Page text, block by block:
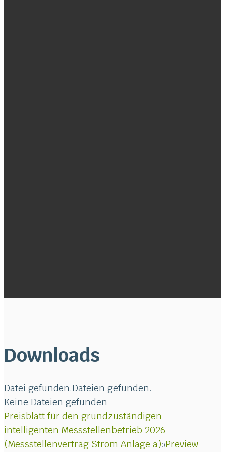
Downloads
Datei gefunden.Dateien gefunden.
Keine Dateien gefunden
Preisblatt für den grundzuständigen
intelligenten Messstellenbetrieb 2026
(Messstellenvertrag Strom Anlage a)0Preview